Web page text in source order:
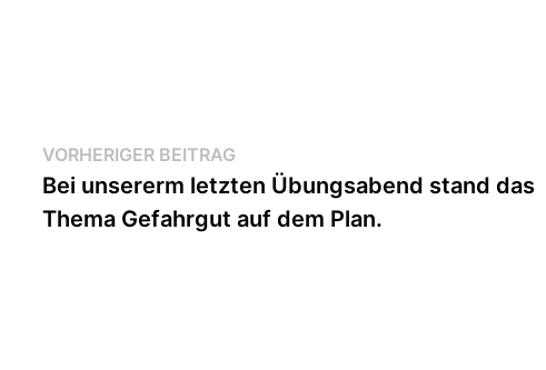
Beitragsnavigation
VORHERIGER BEITRAG
Beitrag:
Bei unsererm letzten Übungsabend stand das
Thema Gefahrgut auf dem Plan.